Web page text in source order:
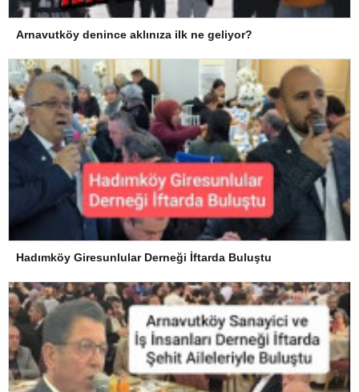
Arnavutköy denince aklınıza ilk ne geliyor?
Hadımköy Giresunlular Derneği İftarda Buluştu